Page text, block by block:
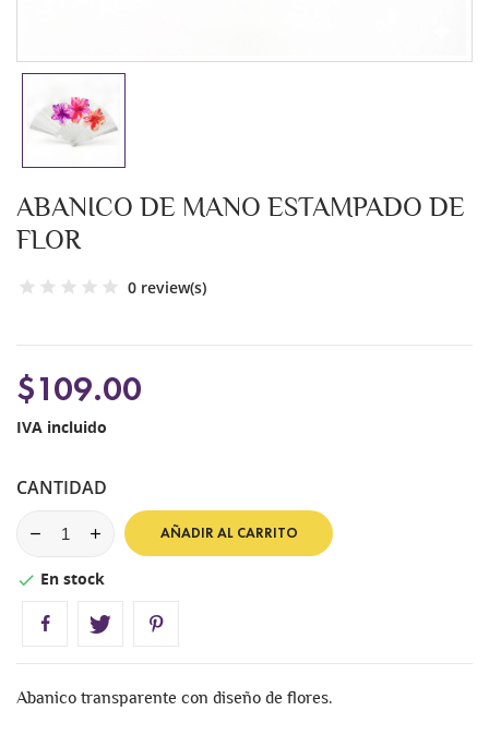
ABANICO DE MANO ESTAMPADO DE
FLOR
0 review(s)
$109.00
IVA incluido
CANTIDAD
AÑADIR AL CARRITO
 En stock
Abanico transparente con diseño de flores.